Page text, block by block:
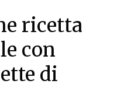
ricetta
con
di